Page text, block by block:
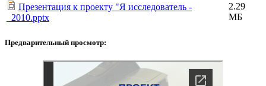
Презентация к проекту "Я исследователь -
_2010.pptx
2.29
МБ
Предварительный просмотр: